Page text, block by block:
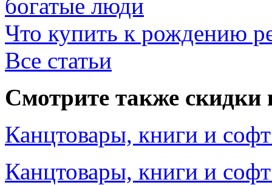
богатые люди
Что купить к рождению
Все статьи
Смотрите также скидки
Канцтовары, книги и
Канцтовары, книги и